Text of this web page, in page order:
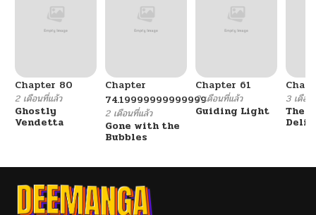
Chapter 80
2 เดือนที่แล้ว
Ghostly
Vendetta
Chapter
74.19999999999999
2 เดือนที่แล้ว
Gone with the
Bubbles
Chapter 61
2 เดือนที่แล้ว
Guiding Light
3 เดือน
The